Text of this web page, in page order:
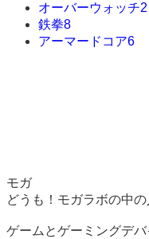
オーバーウォッチ2
鉄拳8
アーマードコア6
モガ
どうも！モガラボの中の
ゲームとゲーミングデ